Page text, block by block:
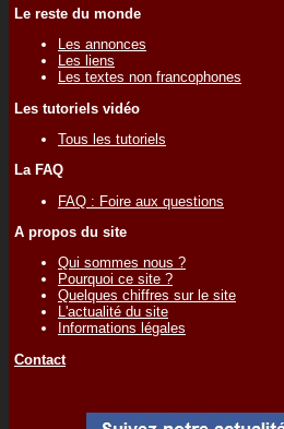
Le reste du monde
Les annonces
Les liens
Les textes non francophones
Les tutoriels vidéo
Tous les tutoriels
La FAQ
FAQ : Foire aux questions
A propos du site
Qui sommes nous ?
Pourquoi ce site ?
Quelques chiffres sur le site
L'actualité du site
Informations légales
Contact